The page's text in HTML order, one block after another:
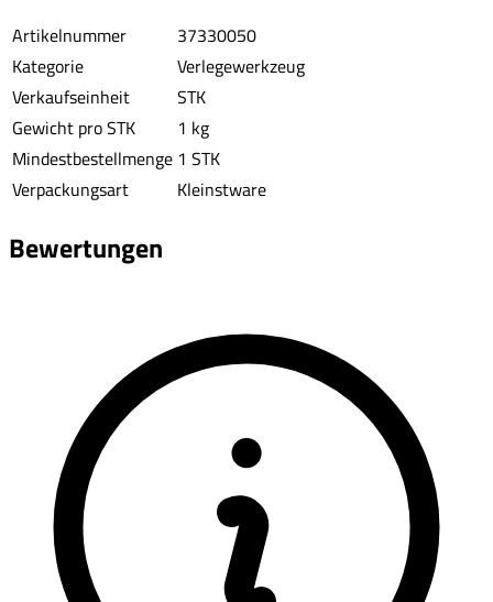
Artikelnummer
37330050
Kategorie
Verlegewerkzeug
Verkaufseinheit
STK
Gewicht pro STK
1 kg
Mindestbestellmenge 1 STK
Verpackungsart
Kleinstware
Bewertungen